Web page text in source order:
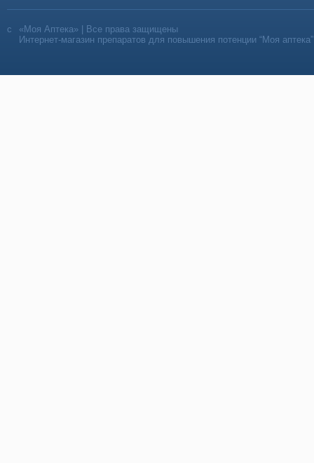
«Моя Аптека» | Все права защищены
Интернет-магазин препаратов для повышения потенции “Моя